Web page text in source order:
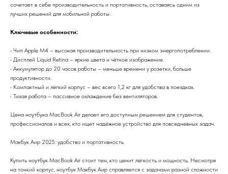
сочетает в себе производительность и портативность, оставаясь одним из
лучших решений для мобильной работы.
Ключевые особенности:
• Чип Apple M4 – высокая производительность при низком энергопотреблении.
• Дисплей Liquid Retina – яркие цвета и чёткое изображение.
• Аккумулятор до 20 часов работы – меньше времени у розетки, больше
продуктивности.
• Компактный и лёгкий корпус – вес всего 1,2 кг для удобства в поездках.
• Тихая работа – пассивное охлаждение без вентиляторов.
Цена ноутбука MacBook Air делает его доступным решением для студентов,
профессионалов и всех, кто ищет надёжное устройство для повседневных задач.
Макбук Аир 2025: удобство и портативность
Купить ноутбук MacBook Air стоит тем, кто ценит лёгкость и мощность. Несмотря
на тонкий корпус, ноутбук Макбук Аир справляется с задачами разной сложности